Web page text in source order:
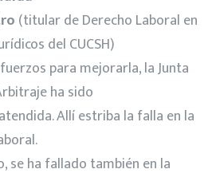
(titular de Derecho Laboral en
del CUCSH)
para mejorarla, la Junta
ha sido
Allí estriba la falla en la
se ha fallado también en la